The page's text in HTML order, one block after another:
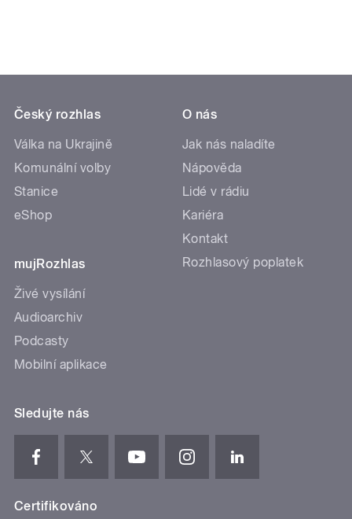
Český rozhlas
Válka na Ukrajině
Komunální volby
Stanice
eShop
mujRozhlas
Živé vysílání
Audioarchiv
Podcasty
Mobilní aplikace
O nás
Jak nás naladíte
Nápověda
Lidé v rádiu
Kariéra
Kontakt
Rozhlasový poplatek
Sledujte nás
Certifikováno